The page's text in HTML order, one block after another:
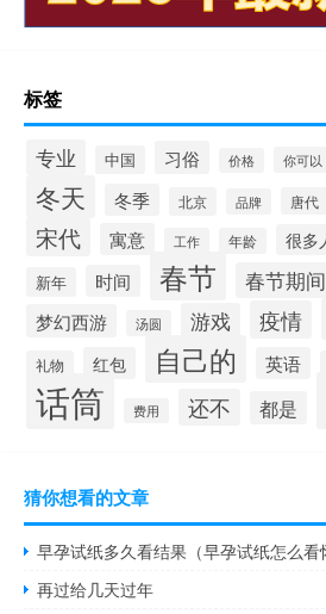
标签
专业 中国 习俗 价格 你可以
冬天 冬季 北京 品牌 唐代
宋代 寓意 工作 年龄 很多
新年 时间 春节 春节期间
梦幻西游 汤圆 游戏 疫情
礼物 红包 自己的 英语
话筒 费用 还不 都是
猜你想看的文章
早孕试纸多久看结果（早孕试纸怎么看
再过给几天过年